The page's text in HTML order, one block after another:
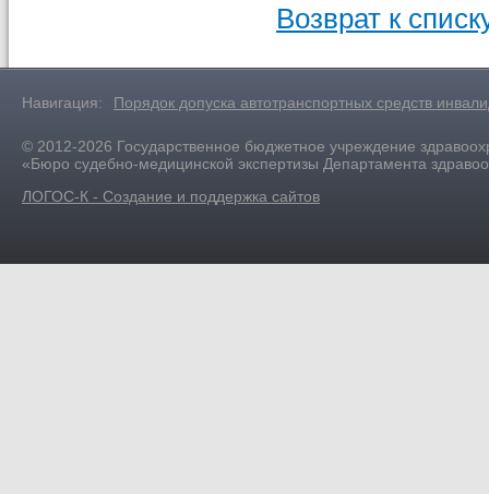
Возврат к
Навигация: Порядок допуска автотранспортных средств
© 2012-2026 Государственное бюджетное учреждение
«Бюро судебно-медицинской экспертизы Департамента
ЛОГОС-К - Создание и поддержка сайтов